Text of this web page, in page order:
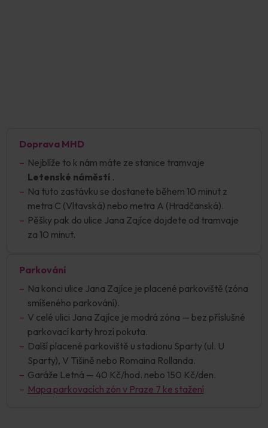
Doprava MHD
Nejblíže to k nám máte ze stanice tramvaje
Letenské náměstí.
Na tuto zastávku se dostanete během 10 minut z
metra C (Vltavská) nebo metra A (Hradčanská).
Pěšky pak do ulice Jana Zajíce dojdete od tramvaje
za 10 minut.
Parkování
Na konci ulice Jana Zajíce je placené parkoviště (zóna
smíšeného parkování).
V celé ulici Jana Zajíce je modrá zóna — bez příslušné
parkovací karty hrozí pokuta.
Další placené parkoviště u stadionu Sparty (ul. U
Sparty), V Tišině nebo Romaina Rollanda.
Garáže Letná — 40 Kč/hod. nebo 150 Kč/den.
Mapa parkovacích zón v Praze 7 ke stažení